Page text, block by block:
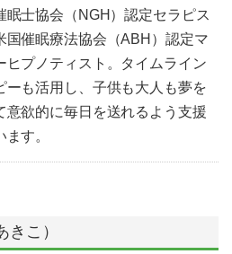
眠士協会（NGH）認定セラピス
国催眠療法協会（ABH）認定マ
ヒプノティスト。タイムライン
ーも活用し、子供も大人も夢を
意欲的に毎日を送れるよう支援
ます。
こ）